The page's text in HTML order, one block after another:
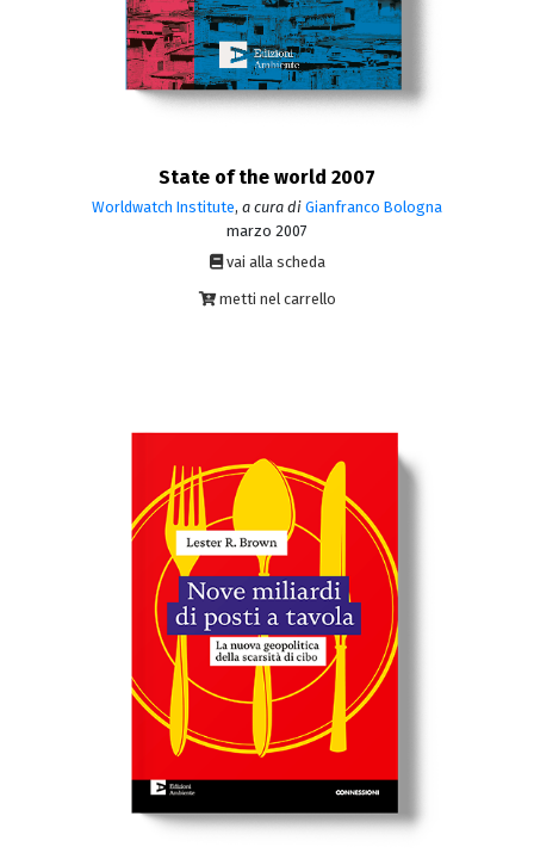
State of the world 2007
Worldwatch Institute, a cura di Gianfranco Bologna
marzo 2007
vai alla scheda
metti nel carrello